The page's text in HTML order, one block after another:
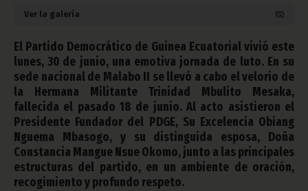
Ver la galería
El Partido Democrático de Guinea Ecuatorial vivió este
lunes, 30 de junio, una emotiva jornada de luto. En su
sede nacional de Malabo II se llevó a cabo el velorio de
la Hermana Militante Trinidad Mbulito Mesaka,
fallecida el pasado 18 de junio. Al acto asistieron el
Presidente Fundador del PDGE, Su Excelencia Obiang
Nguema Mbasogo, y su distinguida esposa, Doña
Constancia Mangue Nsue Okomo, junto a las principales
estructuras del partido, en un ambiente de oración,
recogimiento y profundo respeto.